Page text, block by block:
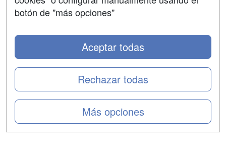
botón de "más opciones"
Más opciones
Rechazar todas
Aceptar todas